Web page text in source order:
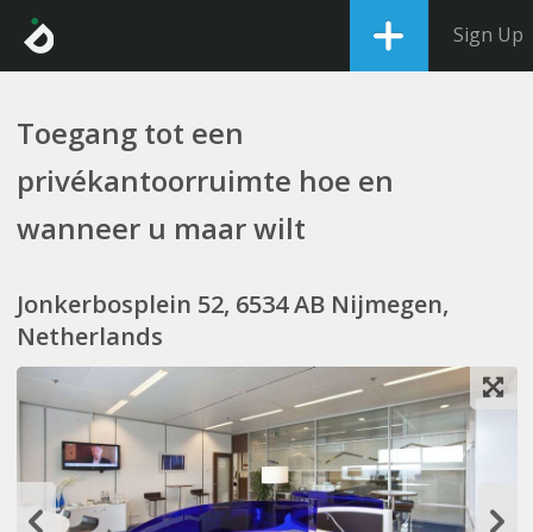
Sign Up
Toegang tot een
privékantoorruimte hoe en
wanneer u maar wilt
Jonkerbosplein 52, 6534 AB Nijmegen,
Netherlands